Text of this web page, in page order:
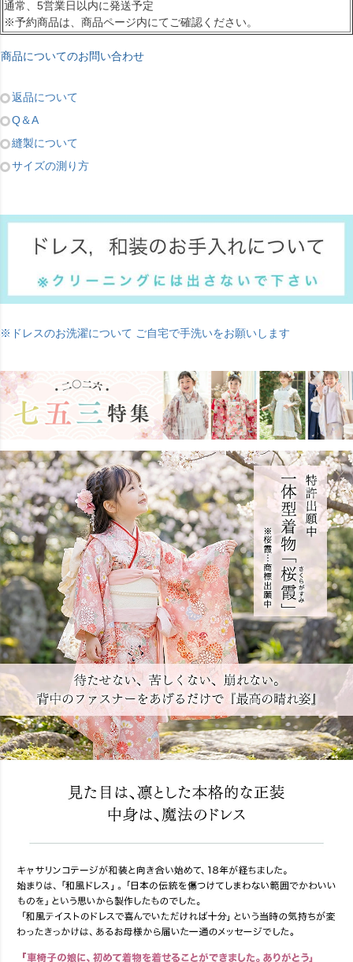
通常、5営業日以内に発送予定
※予約商品は、商品ページ内にてご確認ください。
商品についてのお問い合わせ
返品について
Q＆A
縫製について
サイズの測り方
※ドレスのお洗濯について ご自宅で手洗いをお願いします